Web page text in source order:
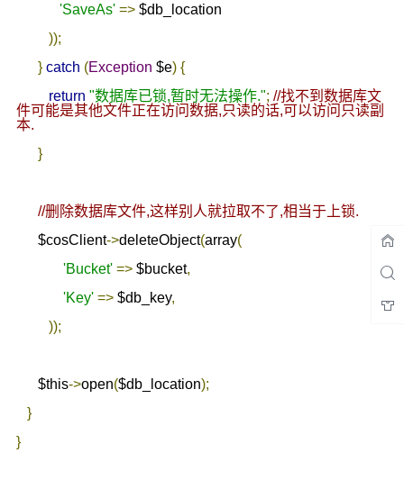
'SaveAs' => $db_location
));
} catch (Exception $e) {
return "数据库已锁,暂时无法操作."; //找不到数据库文
件可能是其他文件正在访问数据,只读的话,可以访问只读副
本.
}
//删除数据库文件,这样别人就拉取不了,相当于上锁.
      $cosClient
->deleteObject(array(
'Bucket' => $bucket,
'Key' => $db_key,
));
      $this
->open($db_location);
}
}